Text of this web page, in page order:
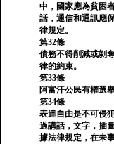
中，國家應為貧困
話，通信和通訊應
律規定。
第32條
債務不得削減或剝
律的約束。
第33條
阿富汗公民有權選
第34條
表達自由是不可侵
過講話，文字，插
據法律規定，在未